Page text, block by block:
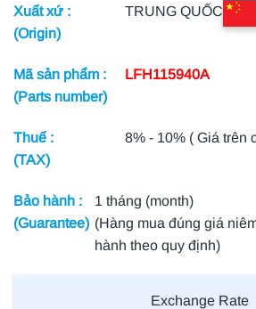
Xuất xứ :
(Origin)
TRUNG QUỐC
Mã sản phẩm :
(Parts number)
LFH115940A
Thuế :
(TAX)
8% - 10% ( Giá trên
Bảo hành :
(Guarantee)
1 tháng (month)
(Hàng mua đúng giá
hành theo quy định)
Exchange Rate